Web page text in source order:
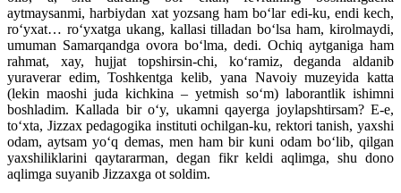
aytmaysanmi, harbiydan xat yozsang ham bo‘lar edi-ku, endi kech,
ro‘yxat… ro‘yxatga ukang, kallasi tilladan bo‘lsa ham, kirolmaydi,
umuman Samarqandga ovora bo‘lma, dedi. Ochiq aytganiga ham
rahmat, xay, hujjat topshirsin-chi, ko‘ramiz, deganda aldanib
yuraverar edim, Toshkentga kelib, yana Navoiy muzeyida katta
(lekin maoshi juda kichkina – yetmish so‘m) laborantlik ishimni
boshladim. Kallada bir o‘y, ukamni qayerga joylapshtirsam? E-e,
to‘xta, Jizzax pedagogika instituti ochilgan-ku, rektori tanish, yaxshi
odam, aytsam yo‘q demas, men ham bir kuni odam bo‘lib, qilgan
yaxshiliklarini qaytararman, degan fikr keldi aqlimga, shu dono
aqlimga suyanib Jizzaxga ot soldim.